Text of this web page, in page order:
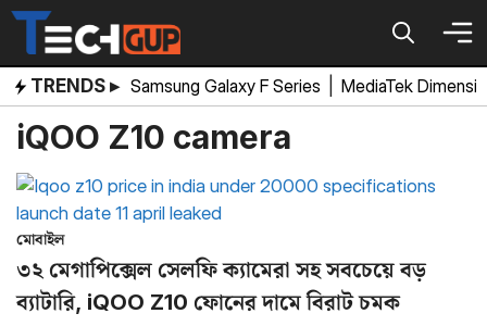
Skip
content
TRENDS ▸ Samsung Galaxy F Series MediaTek
iQOO Z10 camera
মোবাইল
৩২ মেগাপিক্সেল সেলফি ক্যামেরা সহ সবচেয়ে বড়
ব্যাটারি, iQOO Z10 ফোনের দামে বিরাট চমক